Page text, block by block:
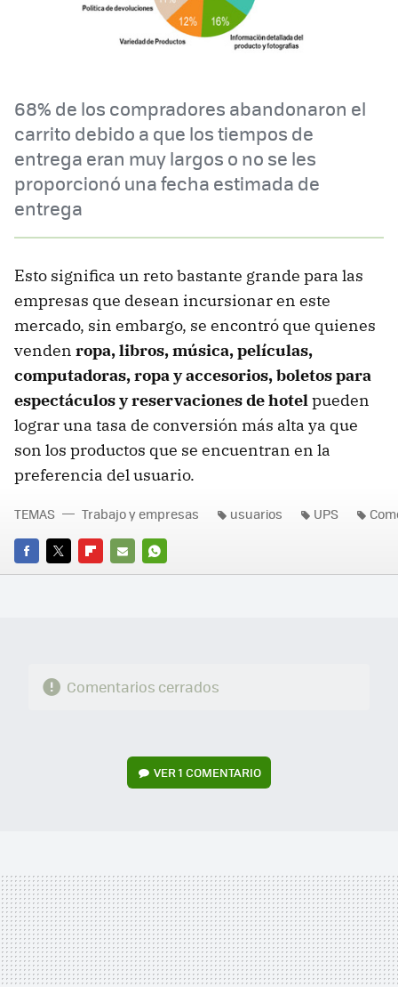
68% de los compradores abandonaron el
carrito debido a que los tiempos de
entrega eran muy largos o no se les
proporcionó una fecha estimada de
entrega
Esto significa un reto bastante grande para las
empresas que desean incursionar en este
mercado, sin embargo, se encontró que quienes
venden ropa, libros, música, películas,
computadoras, ropa y accesorios, boletos para
espectáculos y reservaciones de hotelpueden
lograr una tasa de conversión más alta ya que
son los productos que se encuentran en la
preferencia del usuario.
FACEBOOK
TWITTERFLIPBOARD
E-
WHATSAPP
TEMAS Trabajo y empresas usuarios UPS
Comentarios cerrados
VER1 COMENTARIO